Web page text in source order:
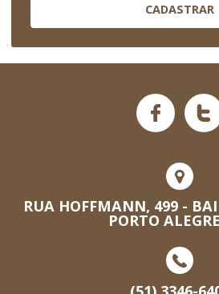
CADASTRAR
RUA HOFFMANN, 499 -
PORTO